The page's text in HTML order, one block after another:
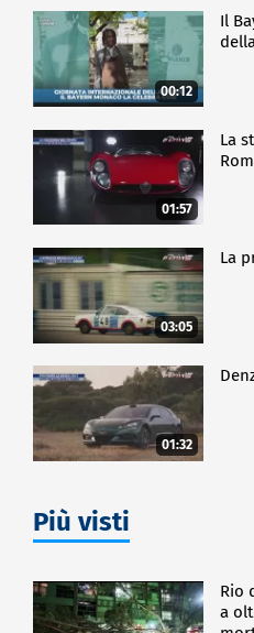
00:12
Il
01:57
La
03:05
La
01:32
Più visti
Rio
a